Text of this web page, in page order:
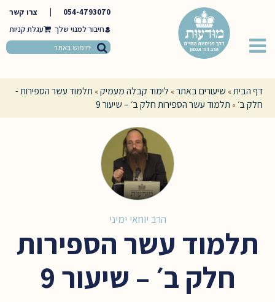
054-4793070
צרו קשר
חיבור למנוי שלך
דף הבית» שיעורים באתר» לימוד קבלה מעמיק» תלמוד עשר הספירות -
חלק ב׳ » תלמוד עשר הספירות חלק ב׳ – שיעור 9
הרב יוחאי ימיני
תלמוד עשר הספירות
חלק ב׳ – שיעור 9